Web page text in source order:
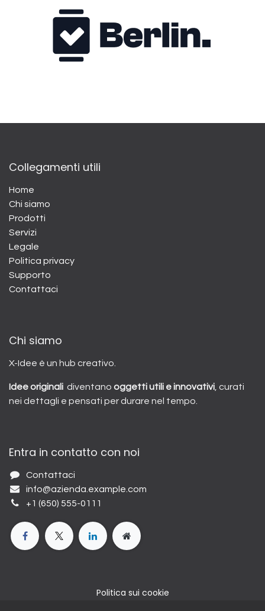
Collegamenti utili
Home
Chi siamo
Prodotti
Servizi
Legale
Politica privacy
Supporto
Contattaci
Chi siamo
X-Idee è un hub creativo.
Idee originali diventano oggetti utili e innovativi , curati
nei dettagli e pensati per durare nel tempo.
Entra in contatto con noi
Contattaci
info@azienda.example.com
+1 (650) 555-0111
Politica sui cookie